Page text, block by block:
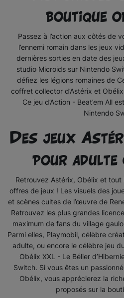
boutique
Passez à l’action aux côtés de
l’ennemi romain dans les jeux
dernières sorties en date des
studio Microids sur Nintendo
défiez les légions romaines de
coffret collector d’Astérix et
Ce jeu d’Action - Beat’em All
Nintendo
Des jeux
pour adulte
Retrouvez Astérix, Obélix et
offres de jeux ! Les visuels des
et scènes cultes de l’œuvre de
Retrouvez les plus grandes
maximum de fans du village
Parmi elles, Playmobil, célèbre
adulte, ou encore le célèbre jeu
Obélix XXL - Le Bélier
Switch. Si vous êtes un
Obélix, vous apprécierez la
proposés sur la
Votre adresse e-mail sera
communiquer les résultats du tirage
S'abonner à notre newsletter la
Vous pouvez vous désinscrire à
En participant, je reconnais avoir
règlement du jeu.